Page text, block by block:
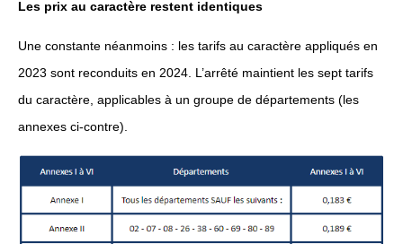
Les prix au caractère restent identiques
Une constante néanmoins : les tarifs au caractère appliqués en
2023 sont reconduits en 2024. L’arrêté maintient les sept tarifs
du caractère, applicables à un groupe de départements (les
annexes ci-contre).